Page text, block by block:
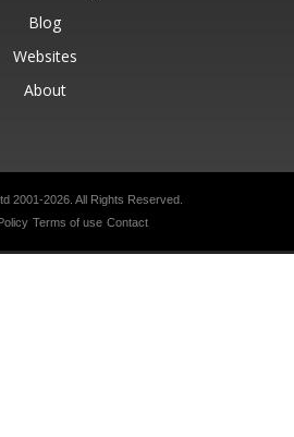
Blog
Websites
About
2001-2026. All Rights Reserved.
Terms of use Contact